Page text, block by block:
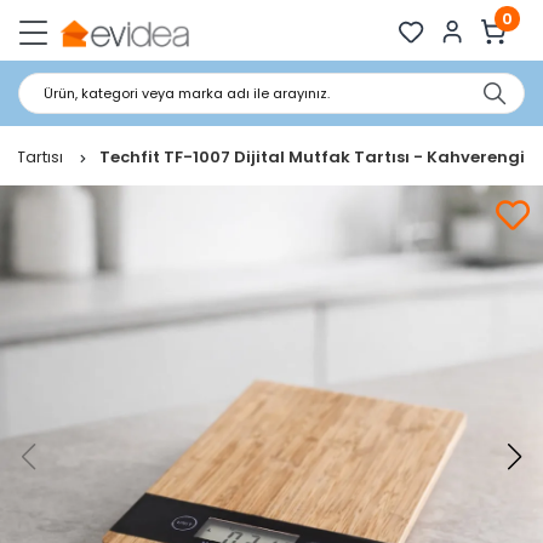
0
Ürün, kategori veya marka adı ile arayınız.
Tartısı Techfit TF-1007 Dijital Mutfak Tartısı - Kahverengi